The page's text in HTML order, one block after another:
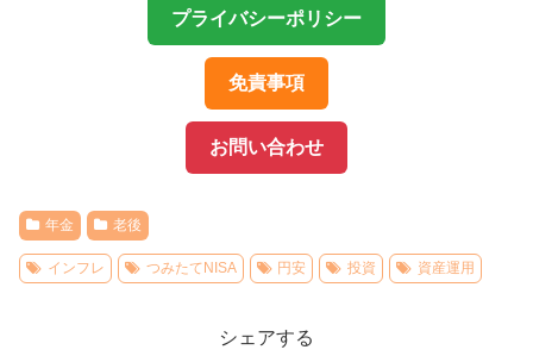
プライバシーポリシー
免責事項
お問い合わせ
年金 老後
インフレ つみたてNISA 円安 投資 資産運用
シェアする